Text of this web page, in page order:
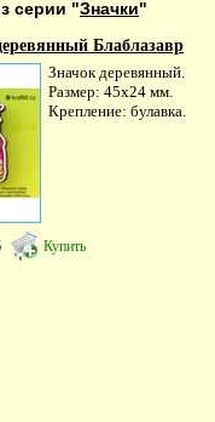
серии "Значки"
Блаблазавр
Значок деревянный.
Размер: 45х24 мм.
Крепление: булавка.
Купить